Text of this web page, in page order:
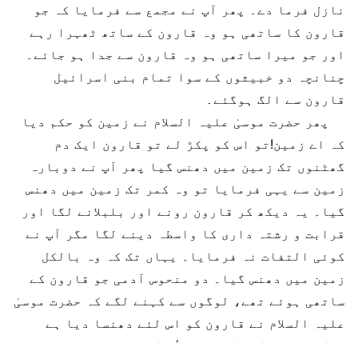
نازل فرما دے۔ پھر آپ نے مجمع سے فرمایا کہ جو
قارون کا ساتھی ہو وہ قارون کے ساتھ ٹھہرا رہے
اور جو میرا ساتھی ہو وہ قارون سے جدا ہو جائے۔
چنانچہ دو خبیثوں کے سوا تمام بنی اسرائیل
قارون سے الگ ہوگئے۔
پھر حضرت موسیٰ علیہ السلام نے زمین کو حکم دیا
کہ اے زمین!تو اس کو پکڑ لے تو قارون ایک دم
گھٹنوں تک زمین میں دھنس گیا پھر آپ نے دوبارہ
زمین سے یہی فرمایا تو وہ کمر تک زمین میں دھنس
گیا۔ یہ دیکھ کر قارون رونے اور بلبلانے لگا اور
قرابت و رشتہ داری کا واسطہ دینے لگا مگر آپ نے
کوئی التفات نہ فرمایا۔ یہاں تک کہ وہ بالکل
زمین میں دھنس گیا۔ دو منحوس آدمی جو قارون کے
ساتھی ہوئے تھے، لوگوں سے کہنے لگے کہ حضرت موسیٰ
علیہ السلام نے قارون کو اس لئے دھنسا دیا ہے